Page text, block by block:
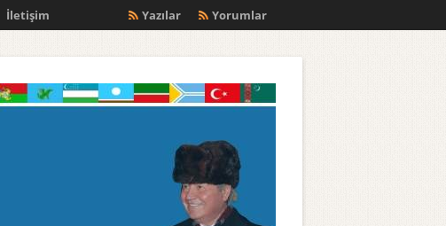
İletişim Yorumlar
Yazılar